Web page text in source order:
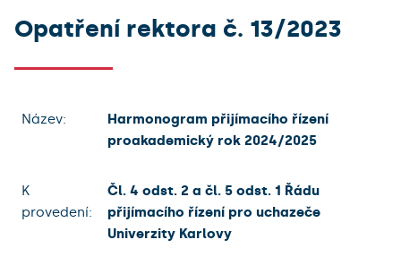
Opatření rektora č. 13/2023
Název:
Harmonogram přijímacího řízení
proakademický rok 2024/2025
K
provedení:
Čl. 4 odst. 2 a čl. 5 odst. 1 Řádu
přijímacího řízení pro uchazeče
Univerzity Karlovy